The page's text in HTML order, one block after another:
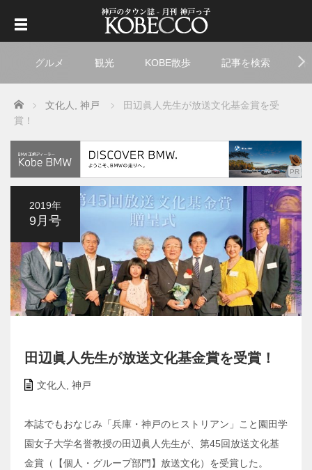
グルメ 観光 KOBE散歩 記事を検索
Home 文化人 神戸
田辺眞人先生が放送文化基金賞を受
賞！
2019年
9月号
田辺眞人先生が放送文化基金賞を受賞！
文化人, 神戸
本誌でもおなじみ「兵庫・神戸のヒストリアン」こと園田学
園女子大学名誉教授の田辺眞人先生が、第45回放送文化基
金賞（【個人・グループ部門】放送文化）を受賞した。